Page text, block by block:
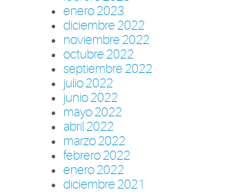
enero 2023
diciembre 2022
noviembre 2022
octubre 2022
septiembre 2022
julio 2022
junio 2022
mayo 2022
abril 2022
marzo 2022
febrero 2022
enero 2022
diciembre 2021